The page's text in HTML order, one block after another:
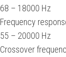
68 – 18000 Hz
Frequency
55 – 20000 Hz
Crossover